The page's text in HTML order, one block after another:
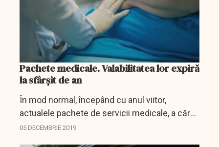
Pachete medicale. Valabilitatea lor expiră
la sfârșit de an
În mod normal, începând cu anul viitor,
actualele pachete de servicii medicale, a căror
valabilitate expiră la 31 decembrie 2019, ar fi
05 DECEMBRIE 2019